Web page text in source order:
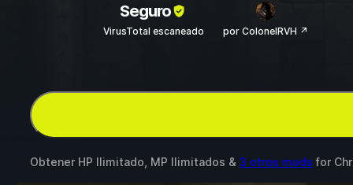
Seguro
VirusTotal escaneado por ColonelRVH ↗
Obtener HP Ilimitado, MP Ilimitados & 3 otros mods for